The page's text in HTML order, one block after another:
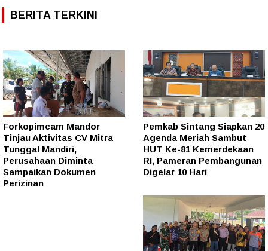
BERITA TERKINI
Forkopimcam Mandor
Tinjau Aktivitas CV Mitra
Tunggal Mandiri,
Perusahaan Diminta
Sampaikan Dokumen
Perizinan
Pemkab Sintang Siapkan 20
Agenda Meriah Sambut
HUT Ke-81 Kemerdekaan
RI, Pameran Pembangunan
Digelar 10 Hari